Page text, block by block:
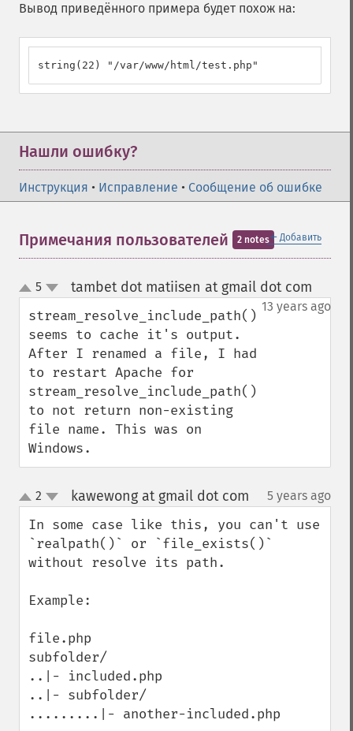
Вывод приведённого примера будет похож на:
string(22) "/var/www/html/test.php"
Нашли ошибку?
Инструкция • Исправление • Сообщение об ошибке
＋ Добавить
Примечания пользователей 2 notes
up
down
5 tambet dot matiisen at gmail dot com
13 years ago
stream_resolve_include_path()
seems to cache it's output.
After I renamed a file, I had
to restart Apache for
stream_resolve_include_path()
to not return non-existing
file name. This was on
Windows.
up
down
2 kawewong at gmail dot com 5 years ago
In some case like this, you can't use
`realpath()` or `file_exists()`
without resolve its path.
Example:
file.php
subfolder/
..|- included.php
..|- subfolder/
.........|- another-included.php